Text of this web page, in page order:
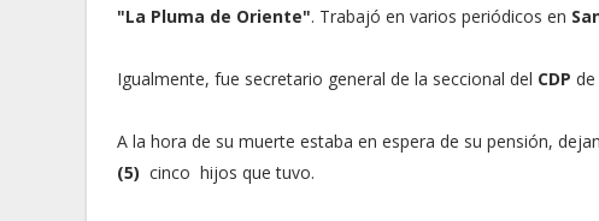
"La Pluma de Oriente". Trabajó en varios periódicos en
Igualmente, fue secretario general de la seccional del CDP de
A la hora de su muerte estaba en espera de su pensión,
(5) cinco hijos que tuvo.